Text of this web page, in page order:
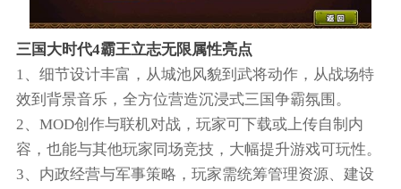
三国大时代4霸王立志无限属性亮点
1、细节设计丰富，从城池风貌到武将动作，从战场特
效到背景音乐，全方位营造沉浸式三国争霸氛围。
2、MOD创作与联机对战，玩家可下载或上传自制内
容，也能与其他玩家同场竞技，大幅提升游戏可玩性。
3、内政经营与军事策略，玩家需统筹管理资源、建设